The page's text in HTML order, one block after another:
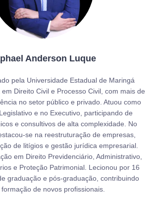
Anderson Luque
pela Universidade Estadual de Maringá
Direito Civil e Processo Civil, com mais de
no setor público e privado. Atuou como
e no Executivo, participando de
e consultivos de alta complexidade. No
se na reestruturação de empresas,
de litígios e gestão jurídica empresarial.
em Direito Previdenciário, Administrativo,
e Proteção Patrimonial. Lecionou por 16
graduação e pós-graduação, contribuindo
de novos profissionais.